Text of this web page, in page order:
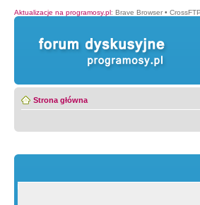
Aktualizacje na programosy.pl: Brave Browser •
Strona główna